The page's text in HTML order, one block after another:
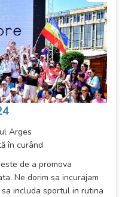
Arges
în curând
de a promova
Ne dorim sa incurajam
includa sportul in rutina